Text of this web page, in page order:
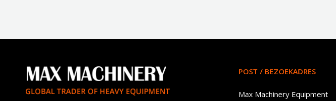
POST / BEZOEKADRES
Max Machinery Equipment